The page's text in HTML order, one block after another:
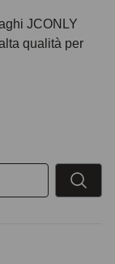
JCONLY
qualità per